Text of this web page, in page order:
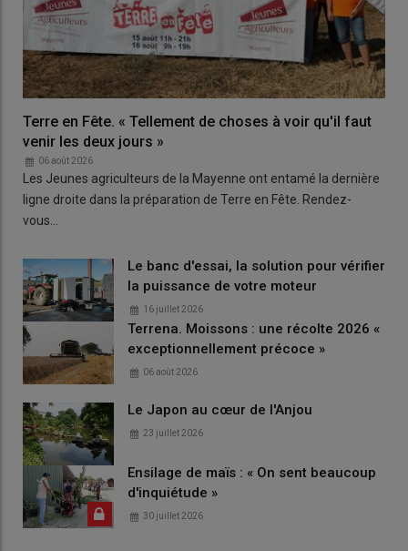
Terre en Fête. « Tellement de choses à voir qu'il faut
venir les deux jours »
06 août 2026
Les Jeunes agriculteurs de la Mayenne ont entamé la dernière
ligne droite dans la préparation de Terre en Fête. Rendez-
vous…
Le banc d'essai, la solution pour vérifier
la puissance de votre moteur
16 juillet 2026
Terrena. Moissons : une récolte 2026 «
exceptionnellement précoce »
06 août 2026
Le Japon au cœur de l'Anjou
23 juillet 2026
Ensilage de maïs : « On sent beaucoup
d'inquiétude »
30 juillet 2026